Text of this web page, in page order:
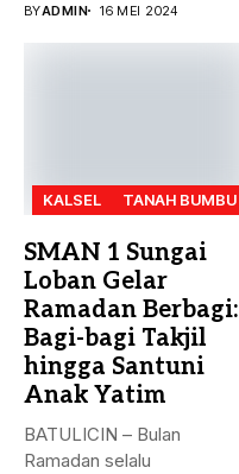
BYADMIN 16 MEI 2024
KALSEL TANAH BUMBU
SMAN 1 Sungai
Loban Gelar
Ramadan Berbagi:
Bagi-bagi Takjil
hingga Santuni
Anak Yatim
BATULICIN – Bulan
Ramadan selalu